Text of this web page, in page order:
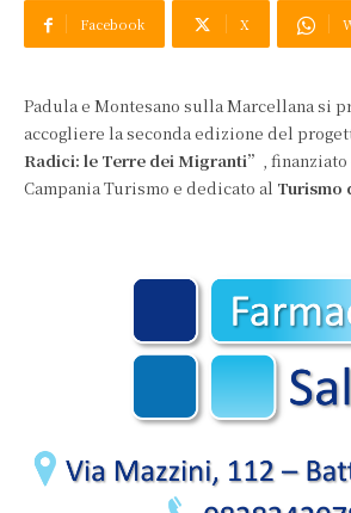
Facebook X
Padula e Montesano sulla Marcellana si
accogliere la seconda edizione del
Radici: le Terre dei Migranti” ,
Campania Turismo e dedicato al Turismo